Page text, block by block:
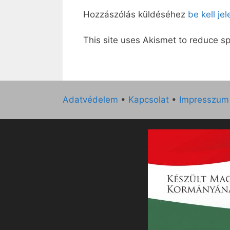
Hozzászólás küldéséhez be kell
This site uses Akismet to reduce
Adatvédelem • Kapcsolat • Impresszum